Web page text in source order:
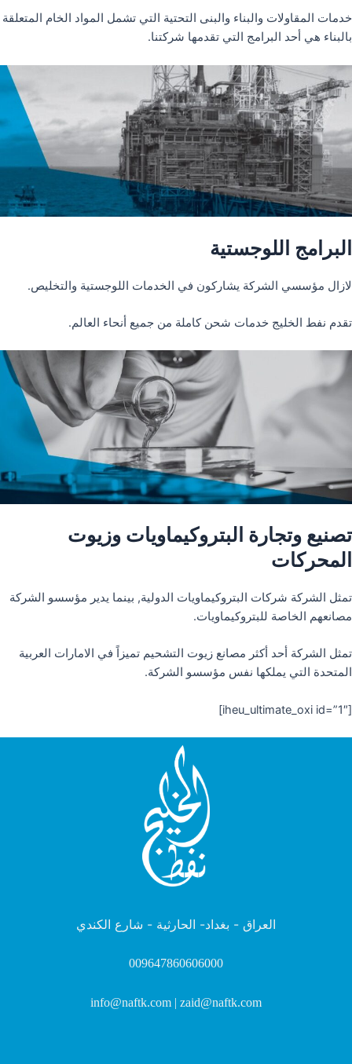
خدمات المقاولات والبناء والبنى التحتية التي تشمل المواد الخام المتعلقة
بالبناء هي أحد البرامج التي تقدمها شركتنا.
البرامج اللوجستية
لازال مؤسسي الشركة يشاركون في الخدمات اللوجستية والتخليص.
تقدم نفط الخليج خدمات شحن كاملة من جميع أنحاء العالم.
تصنيع وتجارة البتروكيماويات وزيوت
المحركات
تمثل الشركة شركات البتروكيماويات الدولية, بينما يدير مؤسسو الشركة
مصانعهم الخاصة للبتروكيماويات.
تمثل الشركة أحد أكثر مصانع زيوت التشحيم تميزاً في الامارات العربية
المتحدة التي يملكها نفس مؤسسو الشركة.
[iheu_ultimate_oxi id=”1″]
العراق - بغداد- الحارثية - شارع الكندي
009647860606000
info@naftk.com | zaid@naftk.com